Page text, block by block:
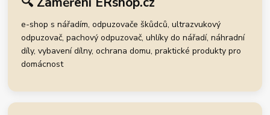
e-shop s nářadím, odpuzovače škůdců, ultrazvukový
odpuzovač, pachový odpuzovač, uhlíky do nářadí, náhradní
díly, vybavení dílny, ochrana domu, praktické produkty pro
domácnost